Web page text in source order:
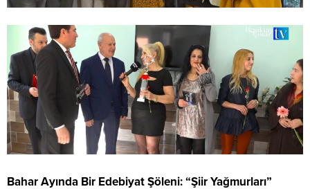
Bahar Ayında Bir Edebiyat Şöleni: “Şiir Yağmurları”